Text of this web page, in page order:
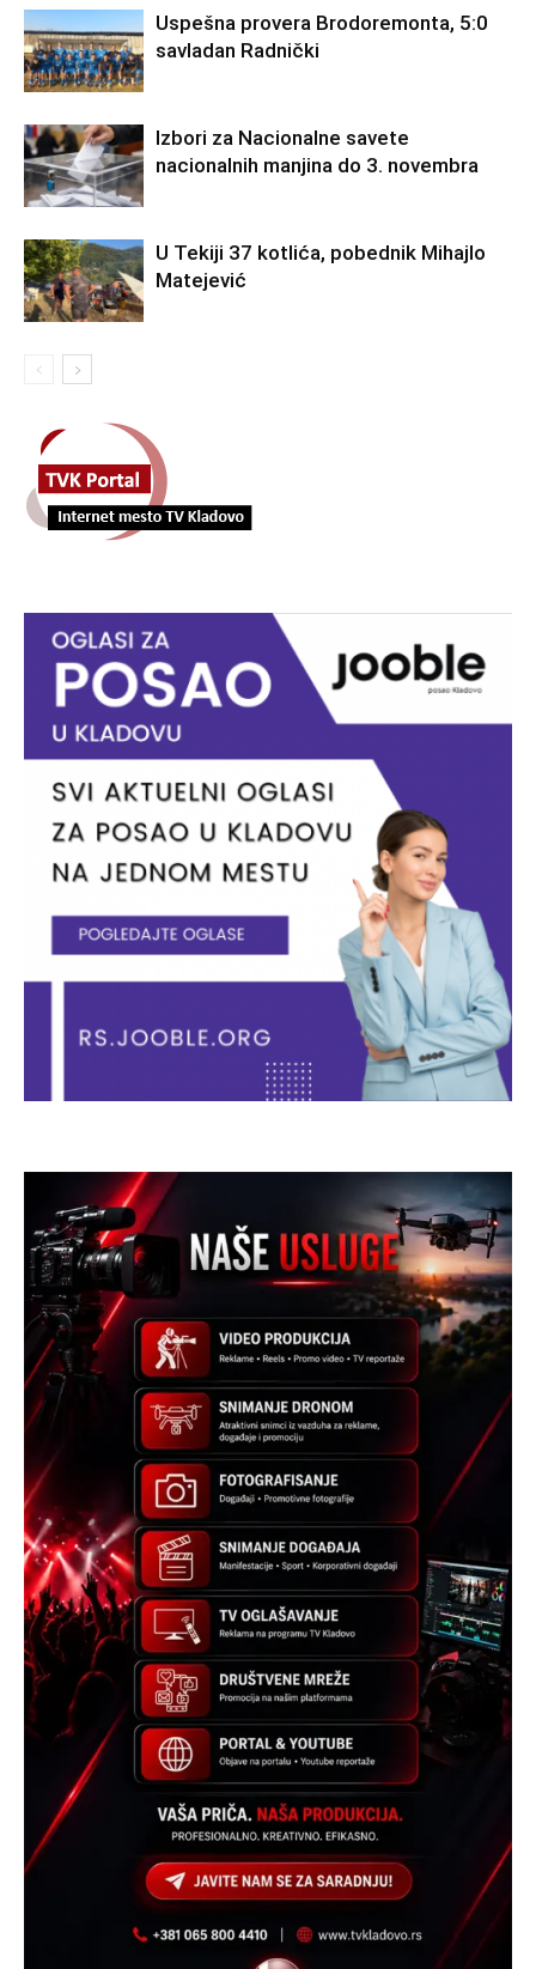
Uspešna provera Brodoremonta, 5:0
savladan Radnički
Izbori za Nacionalne savete
nacionalnih manjina do 3. novembra
U Tekiji 37 kotlića, pobednik Mihajlo
Matejević